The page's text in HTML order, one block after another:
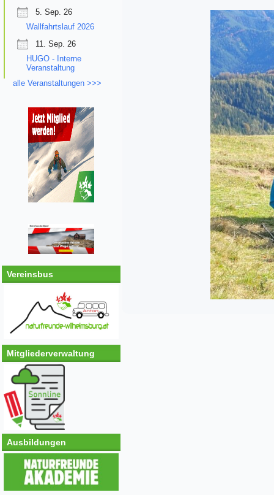
5. Sep. 26
Wallfahrtslauf 2026
11. Sep. 26
HUGO - Interne
Veranstaltung
alle Veranstaltungen >>>
Vereinsbus
Mitgliederverwaltung
Ausbildungen